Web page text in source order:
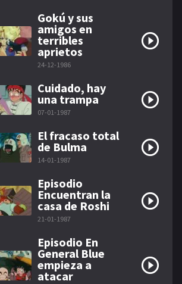
Gokú y sus
amigos en
terribles
aprietos
24-12-1986
Cuidado, hay
una trampa
07-01-1987
El fracaso total
de Bulma
14-01-1987
Episodio
Encuentran la
casa de Roshi
21-01-1987
Episodio En
General Blue
empieza a
atacar